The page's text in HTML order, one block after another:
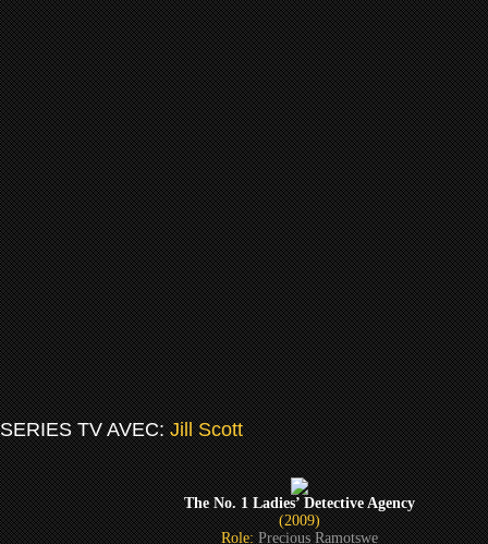
SERIES TV AVEC:Jill Scott
The No. 1 Ladies’ Detective Agency
(2009)
Role:Precious Ramotswe